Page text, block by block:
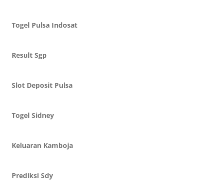
Togel Pulsa Indosat
Result Sgp
Slot Deposit Pulsa
Togel Sidney
Keluaran Kamboja
Prediksi Sdy